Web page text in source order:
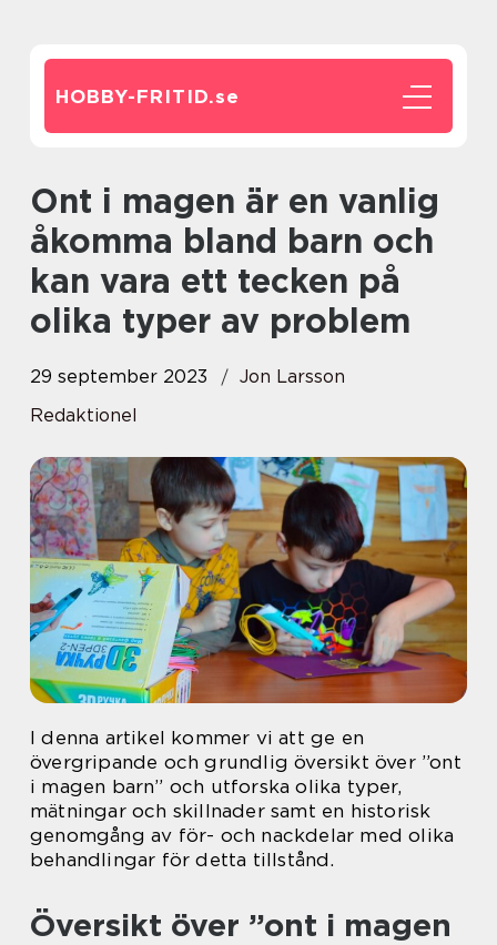
HOBBY-FRITID.se
Ont i magen är en vanlig
åkomma bland barn och
kan vara ett tecken på
olika typer av problem
29 september 2023
Jon Larsson
Redaktionel
I denna artikel kommer vi att ge en
övergripande och grundlig översikt över ”ont
i magen barn” och utforska olika typer,
mätningar och skillnader samt en historisk
genomgång av för- och nackdelar med olika
behandlingar för detta tillstånd.
Översikt över ”ont i magen